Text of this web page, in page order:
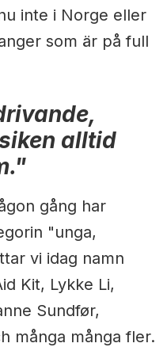
inte i Norge eller
som är på full
alltid
gång har
"unga,
vi idag namn
Kit, Lykke Li,
Sundfør,
många många fler.